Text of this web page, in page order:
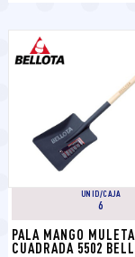
UNID/CAJA
6
PALA MANGO
CUADRADA 5502